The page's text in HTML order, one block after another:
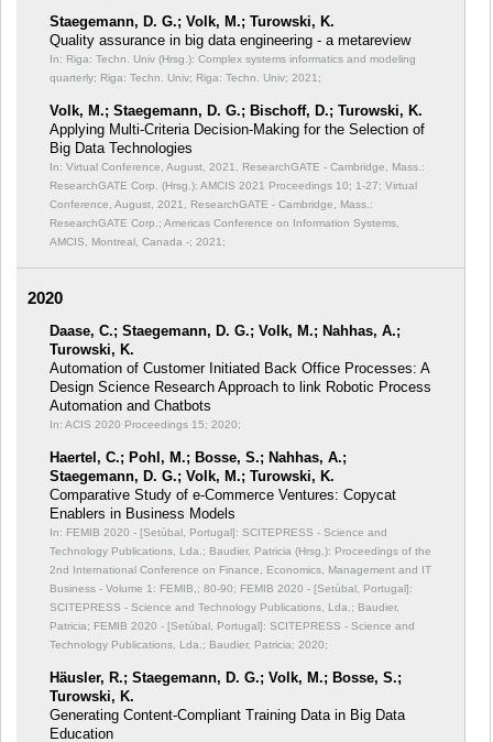
Staegemann, D. G.; Volk, M.; Turowski, K.
Quality assurance in big data engineering - a metareview
In: Riga: Techn. Univ (Hrsg.): Complex systems informatics and modeling
quarterly; Riga: Techn. Univ; Riga: Techn. Univ; 2021;
Volk, M.; Staegemann, D. G.; Bischoff, D.; Turowski, K.
Applying Multi-Criteria Decision-Making for the Selection of
Big Data Technologies
In: Virtual Conference, August, 2021, ResearchGATE - Cambridge, Mass.:
ResearchGATE Corp. (Hrsg.): AMCIS 2021 Proceedings 10; 1-27; Virtual
Conference, August, 2021, ResearchGATE - Cambridge, Mass.:
ResearchGATE Corp.; Americas Conference on Information Systems,
AMCIS, Montreal, Canada -; 2021;
2020
Daase, C.; Staegemann, D. G.; Volk, M.; Nahhas, A.;
Turowski, K.
Automation of Customer Initiated Back Office Processes: A
Design Science Research Approach to link Robotic Process
Automation and Chatbots
In: ACIS 2020 Proceedings 15; 2020;
Haertel, C.; Pohl, M.; Bosse, S.; Nahhas, A.;
Staegemann, D. G.; Volk, M.; Turowski, K.
Comparative Study of e-Commerce Ventures: Copycat
Enablers in Business Models
In: FEMIB 2020 - [Setúbal, Portugal]: SCITEPRESS - Science and
Technology Publications, Lda.; Baudier, Patricia (Hrsg.): Proceedings of the
2nd International Conference on Finance, Economics, Management and IT
Business - Volume 1: FEMIB,; 80-90; FEMIB 2020 - [Setúbal, Portugal]:
SCITEPRESS - Science and Technology Publications, Lda.; Baudier,
Patricia; FEMIB 2020 - [Setúbal, Portugal]: SCITEPRESS - Science and
Technology Publications, Lda.; Baudier, Patricia; 2020;
Häusler, R.; Staegemann, D. G.; Volk, M.; Bosse, S.;
Turowski, K.
Generating Content-Compliant Training Data in Big Data
Education